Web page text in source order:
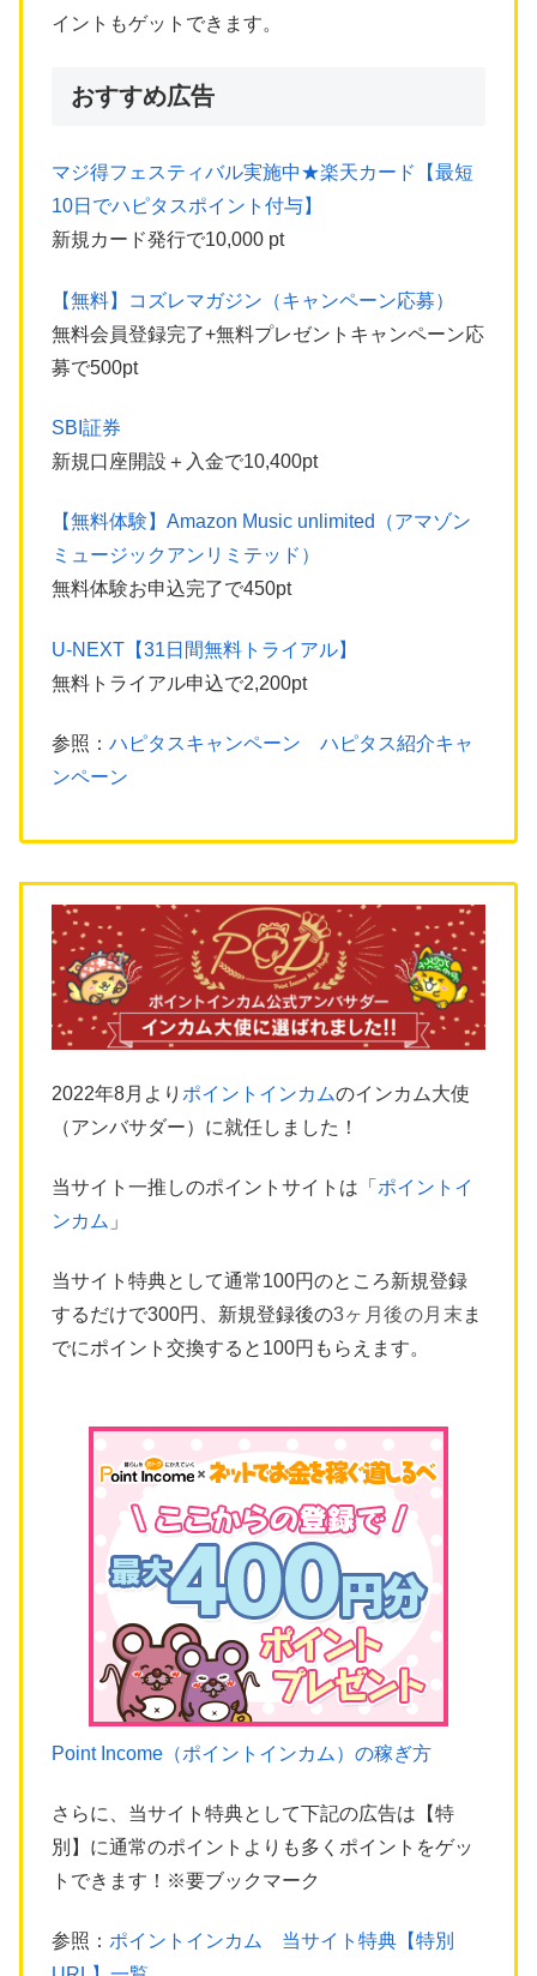
イントもゲットできます。
おすすめ広告
マジ得フェスティバル実施中★楽天カード【最短
10日でハピタスポイント付与】
新規カード発行で10,000 pt
【無料】コズレマガジン（キャンペーン応募）
無料会員登録完了+無料プレゼントキャンペーン応
募で500pt
SBI証券
新規口座開設＋入金で10,400pt
【無料体験】Amazon Music unlimited（アマゾン
ミュージックアンリミテッド）
無料体験お申込完了で450pt
U-NEXT【31日間無料トライアル】
無料トライアル申込で2,200pt
参照： ハピタスキャンペーン ハピタス紹介キャ
ンペーン
2022年8月より ポイントインカムのインカム大使
（アンバサダー）に就任しました！
当サイト一推しのポイントサイトは「 ポイントイ
ンカム 」
当サイト特典として通常100円のところ新規登録
するだけで300円、新規登録後の3ヶ月後の月末 ま
でにポイント交換すると100円もらえます。
Point Income（ポイントインカム）の稼ぎ方
さらに、当サイト特典として下記の広告は【特
別】に通常のポイントよりも多くポイントをゲッ
トできます！※要ブックマーク
参照： ポイントインカム 当サイト特典【特別